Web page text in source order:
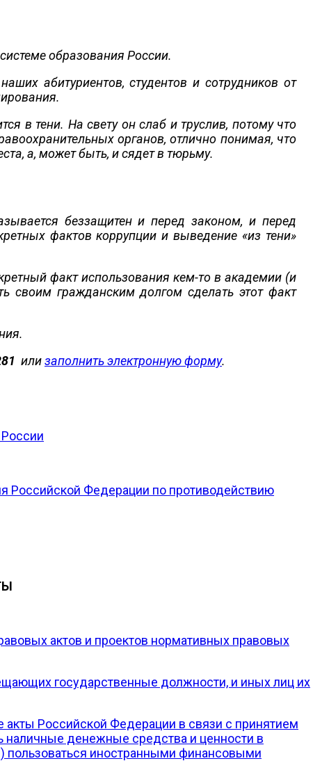
образования России.
абитуриентов, студентов и сотрудников от
в тени. На свету он слаб и труслив, потому что
органов, отлично понимая, что
а, может быть, и сядет в тюрьму.
беззащитен и перед законом, и перед
фактов коррупции и выведение «из тени»
факт использования кем-то в академии (и
своим гражданским долгом сделать этот факт
илизаполнить электронную форму.
Российской Федерации по противодействию
актов и проектов нормативных правовых
государственные должности, и иных лиц их
Российской Федерации в связи с принятием
наличные денежные средства и ценности в
пользоваться иностранными финансовыми